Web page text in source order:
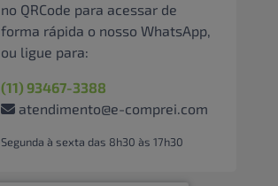
no QRCode para acessar de
forma rápida o nosso WhatsApp,
ou ligue para:
(11) 93467-3388
atendimento@e-comprei.com
Segunda à sexta das 8h30 às 17h30